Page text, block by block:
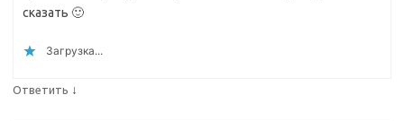
сказать 🙂
Загрузка...
Ответить ↓